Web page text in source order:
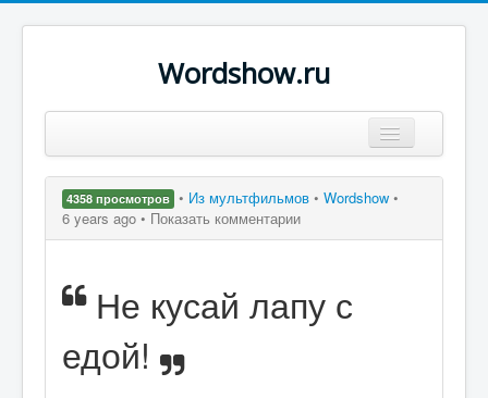
Wordshow.ru
Популярные цитаты
Поиск
4358 просмотров • Из мультфильмов • Wordshow •
6 years ago • Показать комментарии
Не кусай лапу с
едой!